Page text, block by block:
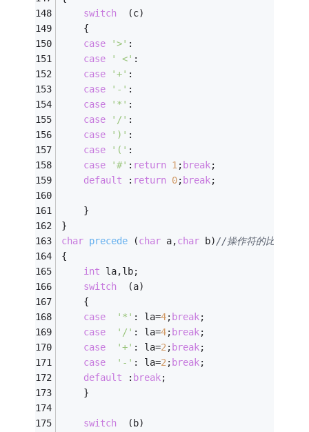
switch
  (c)
	{
case
'>' :
case
' <' :
case
'+' :
case
'-' :
case
'*' :
case
'/' :
case
')' :
case
'(' :
case
'#' : return 1; break;
default : return 0; break;
	}
}
char precede (char a,char b)//操作符的比较
{
int la,lb;
switch
  (a)
	{
case
'*' : la=4; break;
case
'/' : la=4; break;
case
'+' : la=2; break;
case
'-' : la=2; break;
default : break;
	}
switch
  (b)